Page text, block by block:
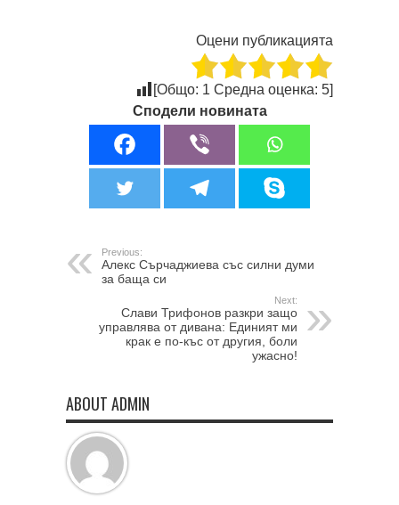
Оцени публикацията
[Общо: 1 Средна оценка: 5]
Сподели новината
Previous:
Алекс Сърчаджиева със силни думи
за баща си
Next:
Слави Трифонов разкри защо
управлява от дивана: Единият ми
крак е по-къс от другия, боли
ужасно!
ABOUT ADMIN